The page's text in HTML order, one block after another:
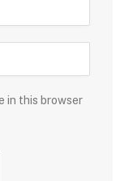
in this browser